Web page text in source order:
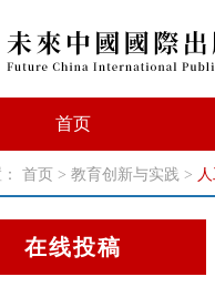
首页
首页 > 教育创新与实践 >
在线投稿